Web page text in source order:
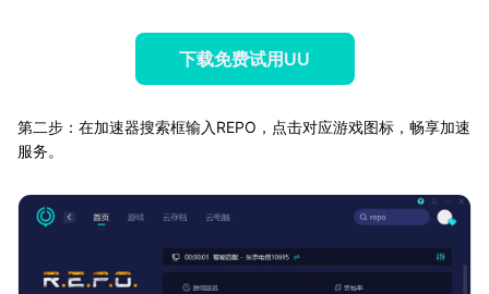
下载免费试用UU
第二步：在加速器搜索框输入REPO，点击对应游戏图标，畅享加速
服务。